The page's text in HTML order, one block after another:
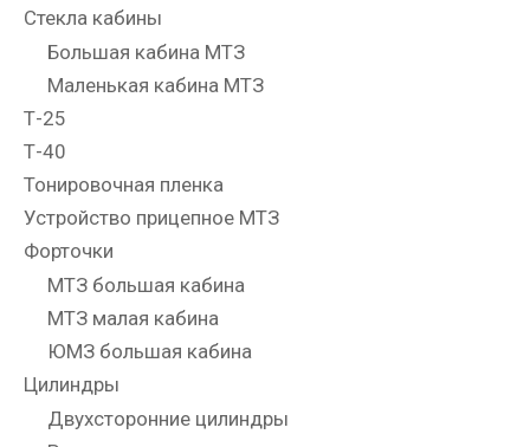
Стекла кабины
Большая кабина МТЗ
Маленькая кабина МТЗ
Т-25
Т-40
Тонировочная пленка
Устройство прицепное МТЗ
Форточки
МТЗ большая кабина
МТЗ малая кабина
ЮМЗ большая кабина
Цилиндры
Двухсторонние цилиндры